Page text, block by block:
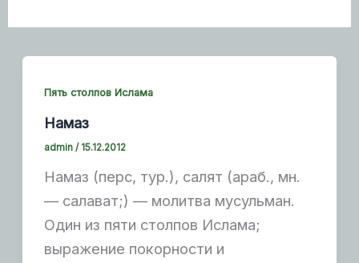
Пять столпов Ислама
Намаз
admin/ 15.12.2012
Намаз (перс, тур.), салят (араб., мн.
— салават;) — молитва мусульман.
Один из пяти столпов Ислама;
выражение покорности и